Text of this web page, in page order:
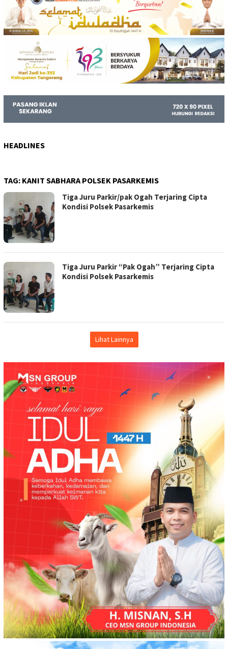
HEADLINES
TAG: KANIT SABHARA POLSEK PASARKEMIS
Tiga Juru Parkir/pak Ogah Terjaring Cipta
Kondisi Polsek Pasarkemis
Tiga Juru Parkir “Pak Ogah” Terjaring Cipta
Kondisi Polsek Pasarkemis
Lihat Lainnya